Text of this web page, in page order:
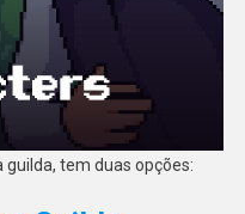
tem duas opções: